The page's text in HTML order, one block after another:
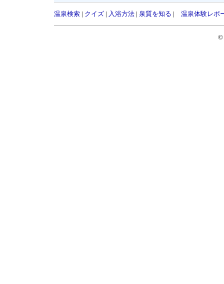
温泉検索| クイズ| 入浴方法| 泉質を知る | 温泉体験レポ